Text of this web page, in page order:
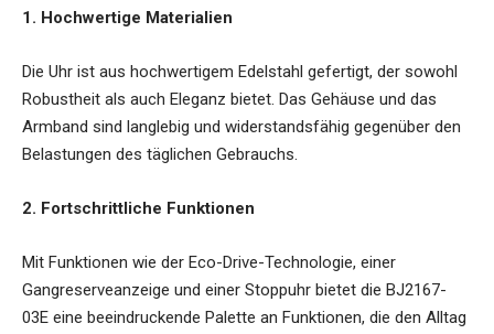
1. Hochwertige Materialien
Die Uhr ist aus hochwertigem Edelstahl gefertigt, der sowohl
Robustheit als auch Eleganz bietet. Das Gehäuse und das
Armband sind langlebig und widerstandsfähig gegenüber den
Belastungen des täglichen Gebrauchs.
2. Fortschrittliche Funktionen
Mit Funktionen wie der Eco-Drive-Technologie, einer
Gangreserveanzeige und einer Stoppuhr bietet die BJ2167-
03E eine beeindruckende Palette an Funktionen, die den Alltag